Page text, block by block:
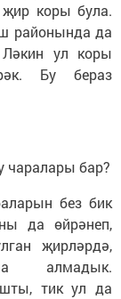
коры була.
районында да
Ләкин ул коры
Бу бераз
чаралары бар?
без бик
да өйрәнеп,
җирләрдә,
алмадык.
тик ул да